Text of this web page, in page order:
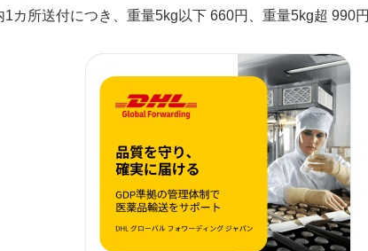
カ所送付につき、重量5kg以下 660円、重量5kg超 990円